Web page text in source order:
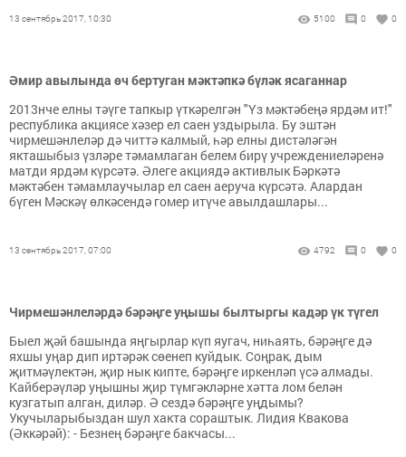
13 сентябрь 2017, 10:30 5100 0 0
Әмир авылында өч бертуган мәктәпкә бүләк ясаганнар
2013нче елны тәүге тапкыр үткәрелгән "Үз мәктәбеңә ярдәм ит!"
республика акциясе хәзер ел саен уздырыла. Бу эштән
чирмешәнлеләр дә читтә калмый, һәр елны дистәләгән
якташыбыз үзләре тәмамлаган белем бирү учреждениеләренә
матди ярдәм күрсәтә. Әлеге акциядә активлык Бәркәтә
мәктәбен тәмамлаучылар ел саен аеруча күрсәтә. Алардан
бүген Мәскәү өлкәсендә гомер итүче авылдашлары...
13 сентябрь 2017, 07:00 4792 0 0
Чирмешәнлеләрдә бәрәңге уңышы былтыргы кадәр үк түгел
Быел җәй башында яңгырлар күп яугач, ниһаять, бәрәңге дә
яхшы уңар дип иртәрәк сөенеп куйдык. Соңрак, дым
җитмәүлектән, җир нык кипте, бәрәңге иркенләп үсә алмады.
Кайберәүләр уңышны җир түмгәкләрне хәтта лом белән
кузгатып алган, диләр. Ә сездә бәрәңге уңдымы?
Укучыларыбыздан шул хакта сораштык. Лидия Квакова
(Әккәрәй): - Безнең бәрәңге бакчасы...